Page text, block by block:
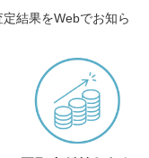
結果をWebでお知ら